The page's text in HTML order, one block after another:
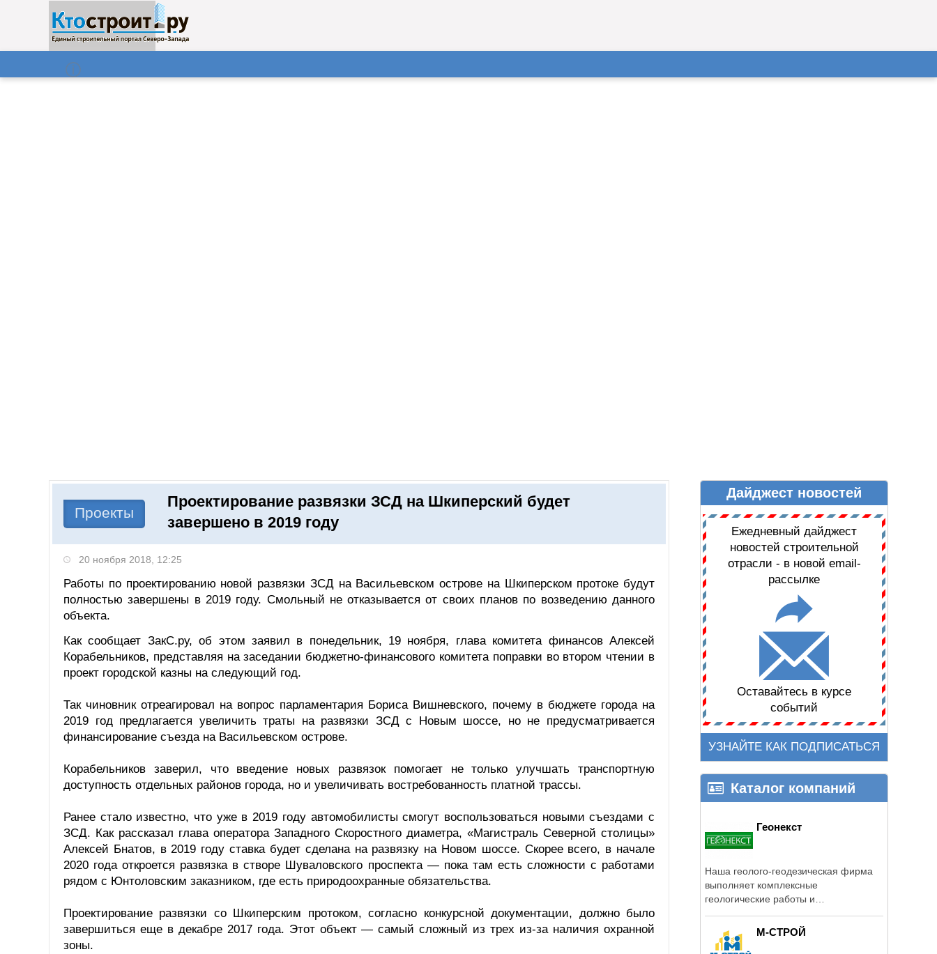
ДАЙДЖЕСТ НОВОСТЕЙ
Проекты
Проектирование развязки ЗСД на Шкиперский будет
завершено в 2019 году
20 ноября 2018, 12:25
Работы по проектированию новой развязки ЗСД на Васильевском острове на Шкиперском протоке будут
полностью завершены в 2019 году. Смольный не отказывается от своих планов по возведению данного
объекта.
Как сообщает ЗакС.ру, об этом заявил в понедельник, 19 ноября, глава комитета финансов Алексей
Корабельников, представляя на заседании бюджетно-финансового комитета поправки во втором чтении в
проект городской казны на следующий год.
Так чиновник отреагировал на вопрос парламентария Бориса Вишневского, почему в бюджете города на
2019 год предлагается увеличить траты на развязки ЗСД с Новым шоссе, но не предусматривается
финансирование съезда на Васильевском острове.
Корабельников заверил, что введение новых развязок помогает не только улучшать транспортную
доступность отдельных районов города, но и увеличивать востребованность платной трассы.
Ранее стало известно, что уже в 2019 году автомобилисты смогут воспользоваться новыми съездами с
ЗСД. Как рассказал глава оператора Западного Скоростного диаметра, «Магистраль Северной столицы»
Алексей Бнатов, в 2019 году ставка будет сделана на развязку на Новом шоссе. Скорее всего, в начале
2020 года откроется развязка в створе Шуваловского проспекта — пока там есть сложности с работами
рядом с Юнтоловским заказником, где есть природоохранные обязательства.
Проектирование развязки со Шкиперским протоком, согласно конкурсной документации, должно было
завершиться еще в декабре 2017 года. Этот объект — самый сложный из трех из-за наличия охранной
зоны.
Дайджест новостей
Ежедневный дайджест
новостей строительной
отрасли - в новой email-
рассылке
Оставайтесь в курсе
событий
УЗНАЙТЕ КАК ПОДПИСАТЬСЯ
Каталог компаний
Геонекст
Наша геолого-геодезическая фирма
выполняет комплексные
геологические работы и
М-СТРОЙ